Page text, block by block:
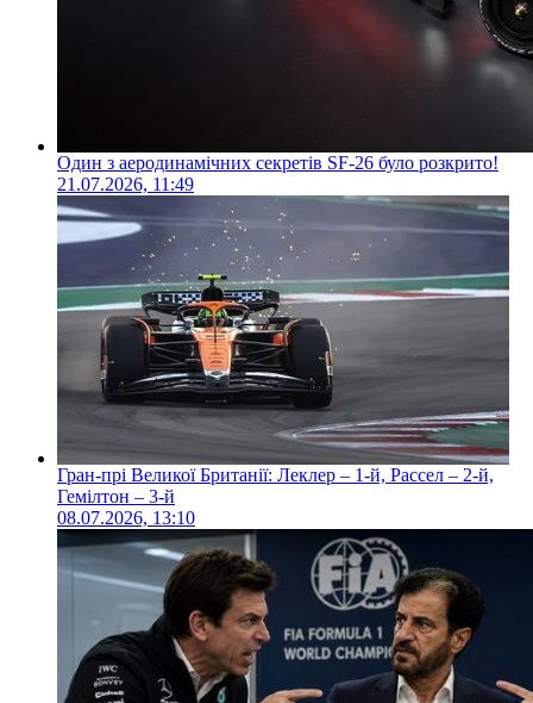
Один з аеродинамічних секретів SF-26 було розкрито!
21.07.2026, 11:49
Гран-прі Великої Британії: Леклер – 1-й, Рассел – 2-й,
Гемілтон – 3-й
08.07.2026, 13:10